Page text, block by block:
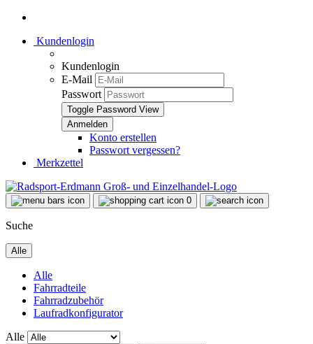
Kundenlogin
Kundenlogin
E-Mail
Passwort
Toggle Password View
Konto erstellen
Passwort vergessen?
Merkzettel
0
Suche
Alle
Alle
Fahrradteile
Fahrradzubehör
Laufradkonfigurator
Alle